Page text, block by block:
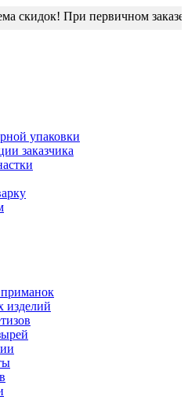
скидок! При первичном заказе
упаковки
заказчика
изделий